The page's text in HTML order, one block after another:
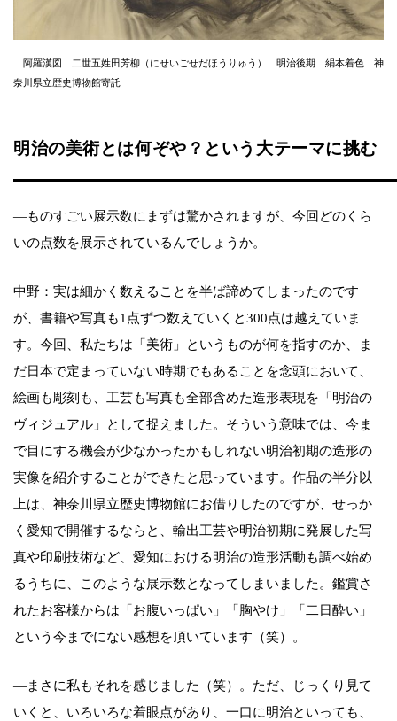
阿羅漢図 二世五姓田芳柳（にせいごせだほうりゅう） 明治後期 絹本着色 神
奈川県立歴史博物館寄託
明治の美術とは何ぞや？という大テーマに挑む
―ものすごい展示数にまずは驚かされますが、今回どのくら
いの点数を展示されているんでしょうか。
中野：実は細かく数えることを半ば諦めてしまったのです
が、書籍や写真も1点ずつ数えていくと300点は越えていま
す。今回、私たちは「美術」というものが何を指すのか、ま
だ日本で定まっていない時期でもあることを念頭において、
絵画も彫刻も、工芸も写真も全部含めた造形表現を「明治の
ヴィジュアル」として捉えました。そういう意味では、今ま
で目にする機会が少なかったかもしれない明治初期の造形の
実像を紹介することができたと思っています。作品の半分以
上は、神奈川県立歴史博物館にお借りしたのですが、せっか
く愛知で開催するならと、輸出工芸や明治初期に発展した写
真や印刷技術など、愛知における明治の造形活動も調べ始め
るうちに、このような展示数となってしまいました。鑑賞さ
れたお客様からは「お腹いっぱい」「胸やけ」「二日酔い」
という今までにない感想を頂いています（笑）。
―まさに私もそれを感じました（笑）。ただ、じっくり見て
いくと、いろいろな着眼点があり、一口に明治といっても、